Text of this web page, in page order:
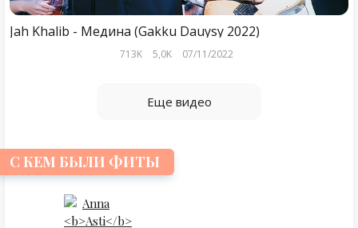
Jah Khalib - Медина (Gakku Dauysy 2022)
713K 5,0K 07/11/2022
Еще видео
С КЕМ БЫЛИ ФИТЫ